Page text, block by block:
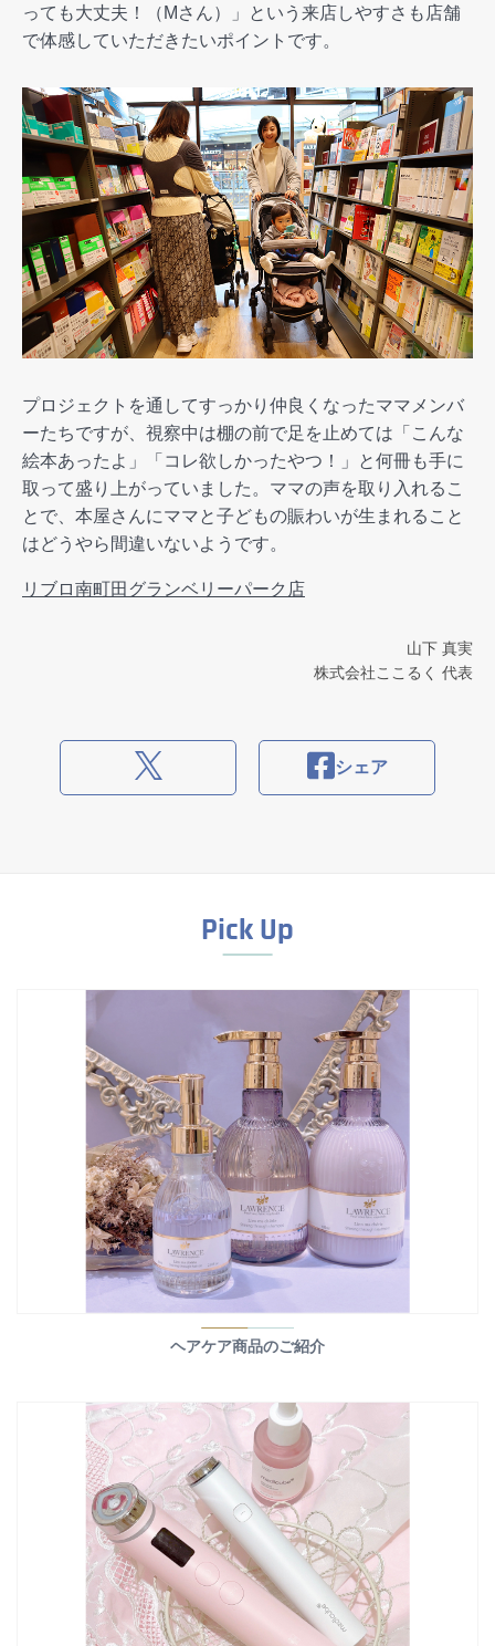
っても大丈夫！（Mさん）」という来店しやすさも店舗
で体感していただきたいポイントです。
プロジェクトを通してすっかり仲良くなったママメンバ
ーたちですが、視察中は棚の前で足を止めては「こんな
絵本あったよ」「コレ欲しかったやつ！」と何冊も手に
取って盛り上がっていました。ママの声を取り入れるこ
とで、本屋さんにママと子どもの賑わいが生まれること
はどうやら間違いないようです。
リブロ南町田グランベリーパーク店
山下 真実
株式会社ここるく 代表
シェア
Pick Up
ヘアケア商品のご紹介